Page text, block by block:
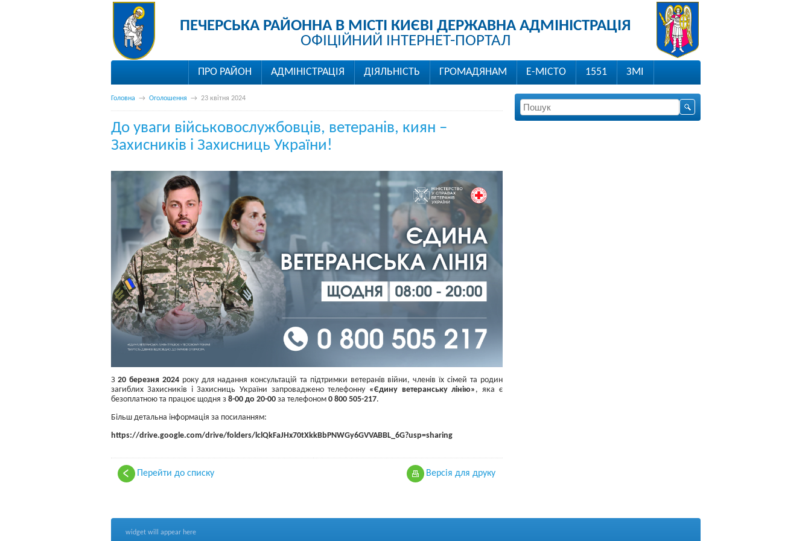
ПЕЧЕРСЬКА РАЙОННА В МІСТІ КИЄВІ ДЕРЖАВНА АДМІНІСТРАЦІЯ
ОФІЦІЙНИЙ ІНТЕРНЕТ-ПОРТАЛ
ПРО РАЙОН АДМІНІСТРАЦІЯ ДІЯЛЬНІСТЬ ГРОМАДЯНАМ Е-МІСТО 1551 ЗМІ
Головна → Оголошення → 23 квітня 2024
До уваги військовослужбовців, ветеранів, киян –
Захисників і Захисниць України!
З20 березня 2024року для надання консультацій та підтримки ветеранів війни, членів їх сімей та родин
загиблих Захисників і Захисниць України запроваджено телефонну «Єдину ветеранську лінію» , яка є
безоплатною та працює щодня з 8-00 до 20-00за телефоном 0 800 505-217.
Більш детальна інформація за посиланням:
https://drive.google.com/drive/folders/lclQkFaJHx70tXkkBbPNWGy6GVVABBL_6G?usp=sharing
Перейти до списку Версiя для друку
widget will appear here